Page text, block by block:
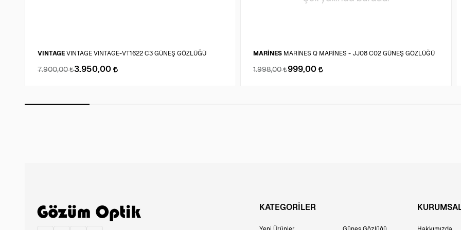
VINTAGE VINTAGE VINTAGE-VT1622 C3 GÜNEŞ GÖZLÜĞÜ
7.900,00 3.950,00
MARİNES MARİNES Q MARİNES - JJ08 C02 GÜNEŞ GÖZLÜĞÜ
1.998,00 999,00
KATEGORİLER